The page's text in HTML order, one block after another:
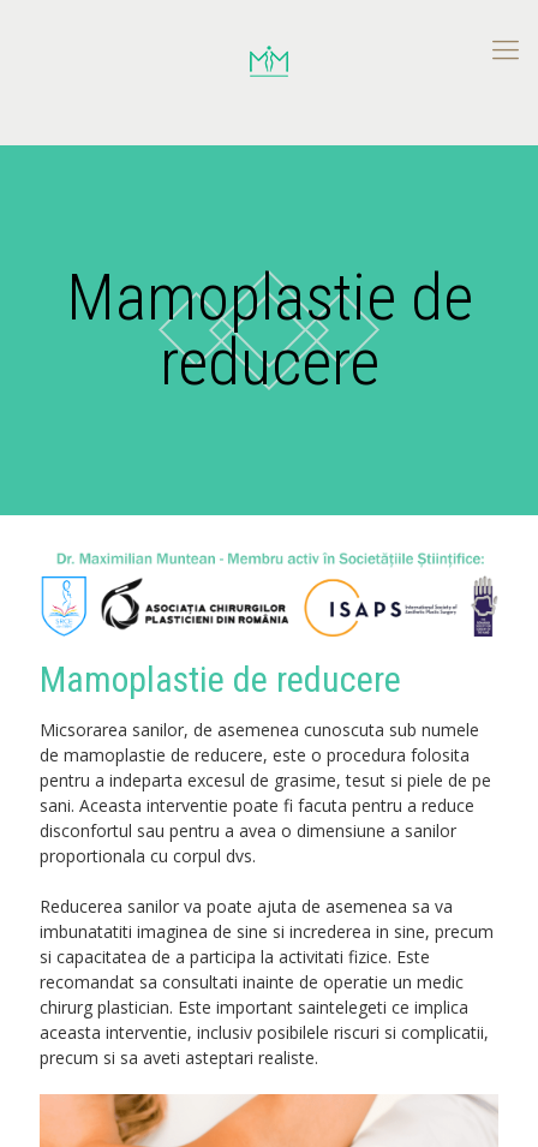
Mamoplastie de
reducere
Mamoplastie de reducere
Micsorarea sanilor, de asemenea cunoscuta sub numele
de mamoplastie de reducere, este o procedura folosita
pentru a indeparta excesul de grasime, tesut si piele de pe
sani. Aceasta interventie poate fi facuta pentru a reduce
disconfortul sau pentru a avea o dimensiune a sanilor
proportionala cu corpul dvs.
Reducerea sanilor va poate ajuta de asemenea sa va
imbunatatiti imaginea de sine si increderea in sine, precum
si capacitatea de a participa la activitati fizice. Este
recomandat sa consultati inainte de operatie un medic
chirurg plastician. Este important saintelegeti ce implica
aceasta interventie, inclusiv posibilele riscuri si complicatii,
precum si sa aveti asteptari realiste.